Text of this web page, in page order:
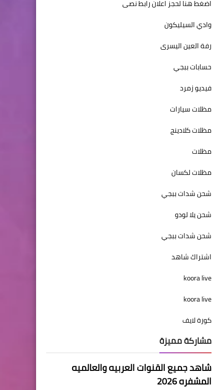
اضغط هنا لحجز اعلان رابط نصى
وادي السيليكون
رفة العين اليسرى
حسابات ببجي
فيديو زمرد
مظلات سيارات
مظلات كلادينج
مظلات
مظلات لكسان
شحن شدات ببجي
شحن يلا لودو
شحن شدات ببجي
اشتراك شاهد
koora live
koora live
كورة لايف
مشاركة مميزة
شاهد جميع القنوات العربيه والعالميه
المشفره 2026